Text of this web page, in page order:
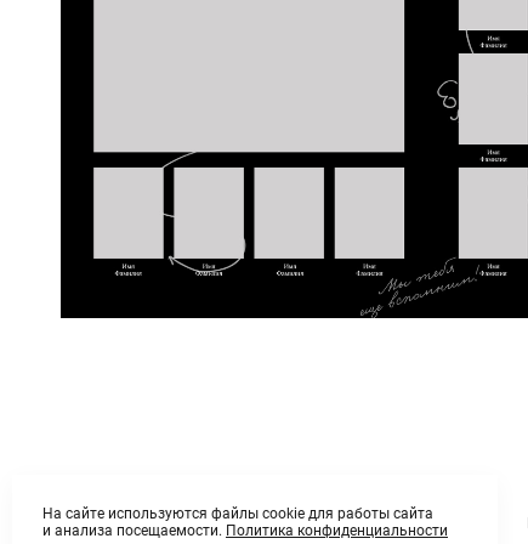
На сайте используются файлы cookie для работы сайта
и анализа посещаемости. Политика конфиденциальности